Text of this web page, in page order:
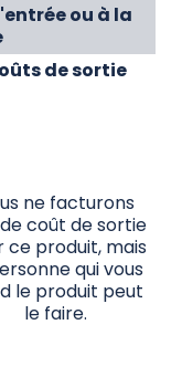
ou à la
de sortie
ne facturons
coût de sortie
ce produit, mais
qui vous
le produit peut
le faire.